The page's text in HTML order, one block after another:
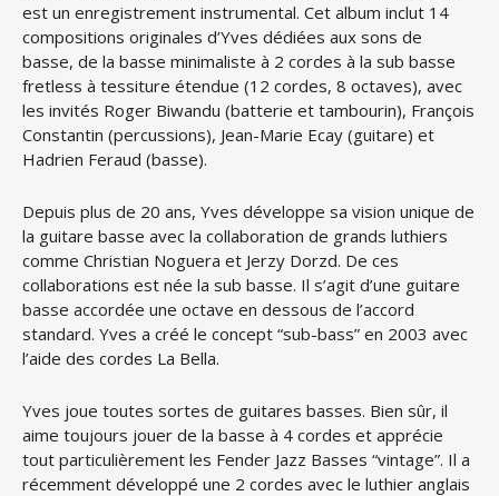
est un enregistrement instrumental. Cet album inclut 14
compositions originales d’Yves dédiées aux sons de
basse, de la basse minimaliste à 2 cordes à la sub basse
fretless à tessiture étendue (12 cordes, 8 octaves), avec
les invités Roger Biwandu (batterie et tambourin), François
Constantin (percussions), Jean-Marie Ecay (guitare) et
Hadrien Feraud (basse).
Depuis plus de 20 ans, Yves développe sa vision unique de
la guitare basse avec la collaboration de grands luthiers
comme Christian Noguera et Jerzy Dorzd. De ces
collaborations est née la sub basse. Il s’agit d’une guitare
basse accordée une octave en dessous de l’accord
standard. Yves a créé le concept “sub-bass” en 2003 avec
l’aide des cordes La Bella.
Yves joue toutes sortes de guitares basses. Bien sûr, il
aime toujours jouer de la basse à 4 cordes et apprécie
tout particulièrement les Fender Jazz Basses “vintage”. Il a
récemment développé une 2 cordes avec le luthier anglais